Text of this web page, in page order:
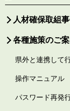
人材確保取組
各種施策のご
県外と連携して
操作マニュアル
パスワード再発